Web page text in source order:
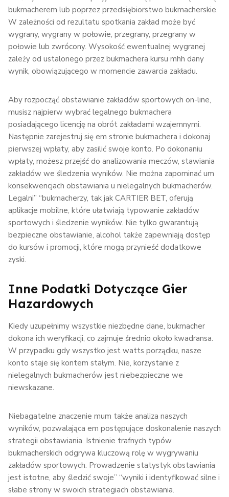
bukmacherem lub poprzez przedsiębiorstwo bukmacherskie.
W zależności od rezultatu spotkania zakład może być
wygrany, wygrany w połowie, przegrany, przegrany w
połowie lub zwrócony. Wysokość ewentualnej wygranej
zależy od ustalonego przez bukmachera kursu mhh dany
wynik, obowiązującego w momencie zawarcia zakładu.
Aby rozpocząć obstawianie zakładów sportowych on-line,
musisz najpierw wybrać legalnego bukmachera
posiadającego licencję na obrót zakładami wzajemnymi.
Następnie zarejestruj się em stronie bukmachera i dokonaj
pierwszej wpłaty, aby zasilić swoje konto. Po dokonaniu
wpłaty, możesz przejść do analizowania meczów, stawiania
zakładów we śledzenia wyników. Nie można zapominać um
konsekwencjach obstawiania u nielegalnych bukmacherów.
Legalni” “bukmacherzy, tak jak CARTIER BET, oferują
aplikacje mobilne, które ułatwiają typowanie zakładów
sportowych i śledzenie wyników. Nie tylko gwarantują
bezpieczne obstawianie, alcohol także zapewniają dostęp
do kursów i promocji, które mogą przynieść dodatkowe
zyski.
Inne Podatki Dotyczące Gier
Hazardowych
Kiedy uzupełnimy wszystkie niezbędne dane, bukmacher
dokona ich weryfikacji, co zajmuje średnio około kwadransa.
W przypadku gdy wszystko jest watts porządku, nasze
konto staje się kontem stałym. Nie, korzystanie z
nielegalnych bukmacherów jest niebezpieczne we
niewskazane.
Niebagatelne znaczenie mum także analiza naszych
wyników, pozwalająca em postępujące doskonalenie naszych
strategii obstawiania. Istnienie trafnych typów
bukmacherskich odgrywa kluczową rolę w wygrywaniu
zakładów sportowych. Prowadzenie statystyk obstawiania
jest istotne, aby śledzić swoje” “wyniki i identyfikować silne i
słabe strony w swoich strategiach obstawiania.